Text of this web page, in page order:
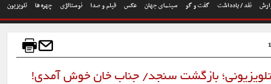
نقد / یادداشت گفت و گو سینمای جهان عکس فیلم و صدا نوستالژی چهره ها تلویزیون
بازگشت سنجد/ جناب خان خوش آمدی!